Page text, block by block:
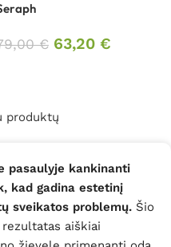
€ 63,20 €
produktų
pasaulyje kankinanti
kad gadina estetinį
sveikatos problemų. Šio
aiškiai